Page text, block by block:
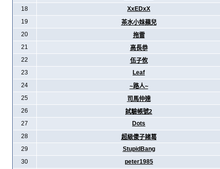
18
XxEDxX
19
茶水小妹蘋兒
20
拖雷
21
高長恭
22
伍子攸
23
Leaf
24
~路人~
25
司馬仲達
26
試驗帳號2
27
Dots
28
超級傻子諸葛
29
StupidBang
30
peter1985